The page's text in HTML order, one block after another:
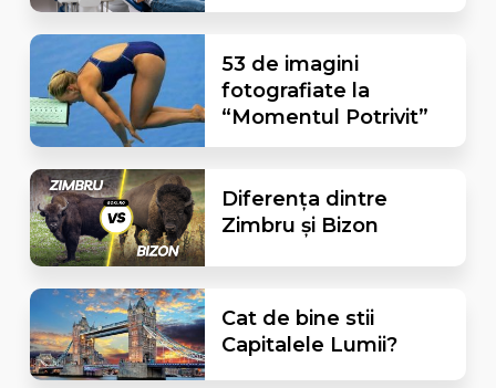
53 de imagini
fotografiate la
“Momentul Potrivit”
Diferența dintre
Zimbru și Bizon
Cat de bine stii
Capitalele Lumii?